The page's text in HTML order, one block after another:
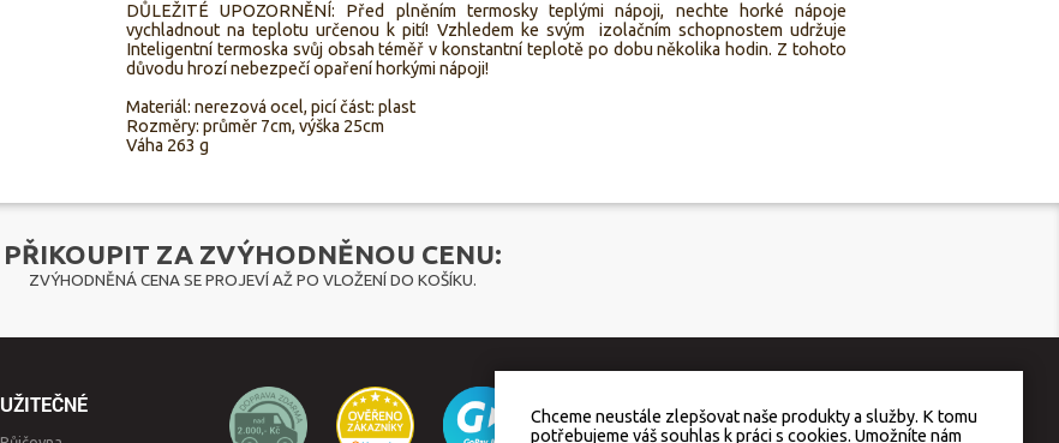
DŮLEŽITÉ UPOZORNĚNÍ: Před plněním termosky teplými nápoji, nechte horké nápoje
vychladnout na teplotu určenou k pití! Vzhledem ke svým izolačním schopnostem udržuje
Inteligentní termoska svůj obsah téměř v konstantní teplotě po dobu několika hodin. Z tohoto
důvodu hrozí nebezpečí opaření horkými nápoji!
Materiál: nerezová ocel, picí část: plast
Rozměry: průměr 7cm, výška 25cm
Váha 263 g
PŘIKOUPIT ZA ZVÝHODNĚNOU CENU:
ZVÝHODNĚNÁ CENA SE PROJEVÍ AŽ PO VLOŽENÍ DO KOŠÍKU.
UŽITEČNÉ
Chceme neustále zlepšovat naše produkty a služby. K tomu
potřebujeme váš souhlas k práci s cookies. Umožníte nám